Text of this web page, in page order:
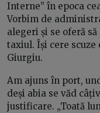
Interne” în epoca
Vorbim de
alegeri și se oferă
taxiul. Își cere scuze
Giurgiu.
Am ajuns în port,
deși abia se văd
justificare. „Toată